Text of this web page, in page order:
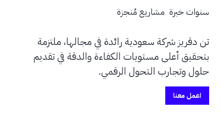
سنوات خبرة مشاريع مُنجزة
تن دقريز شركة سعودية رائدة في مجالها، ملتزمة
بتحقيق أعلى مستويات الكفاءة والدقة في تقديم
حلول وتجارب التحول الرقمي.
اعمل معنا